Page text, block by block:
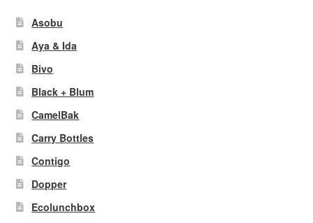
Asobu
Aya & Ida
Bivo
Black + Blum
CamelBak
Carry Bottles
Contigo
Dopper
Ecolunchbox